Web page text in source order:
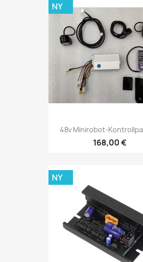
48v Minirobot-
168,00 €
NY
NY